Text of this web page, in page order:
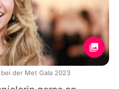
der Met Gala 2023